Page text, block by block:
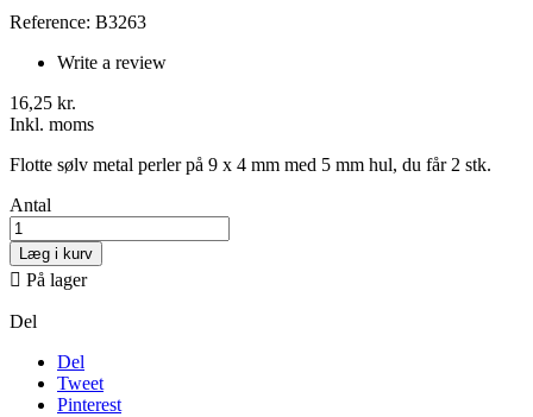
Reference: B3263
Write a review
16,25 kr.
Inkl. moms
Flotte sølv metal perler på 9 x 4 mm med 5 mm hul, du får 2 stk.
Antal
Læg i kurv
 På lager
Del
Del
Tweet
Pinterest